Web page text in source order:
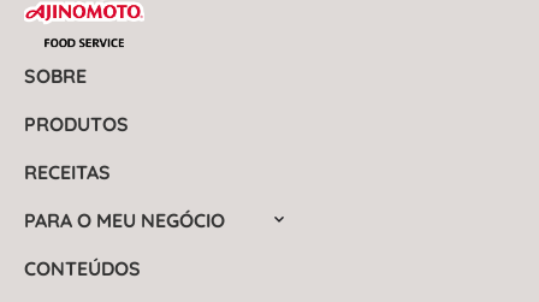
SOBRE
PRODUTOS
RECEITAS
PARA O MEU NEGÓCIO
CONTEÚDOS